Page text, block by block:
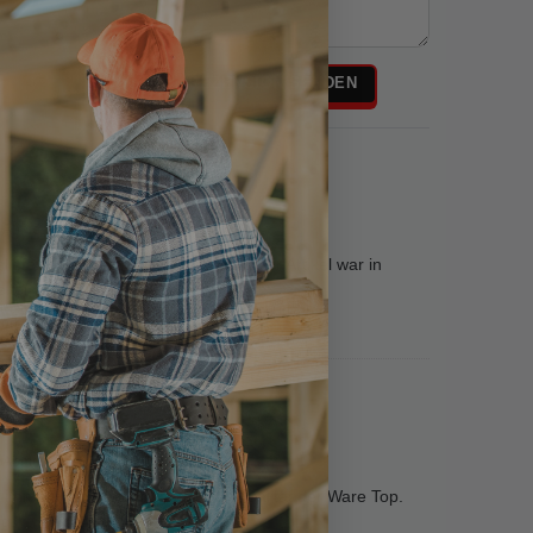
Rezensionstext
REZENSION SENDEN
Abmessung: 6 x 65 - 100 Stück
1Tag nach der Bestellung der Artikel war in
empfehlen
hinzufügen
Abmessung: 6 x 45 - 25 Stück
immer.Preis Leistung sehr gut.Qualität der Ware Top.